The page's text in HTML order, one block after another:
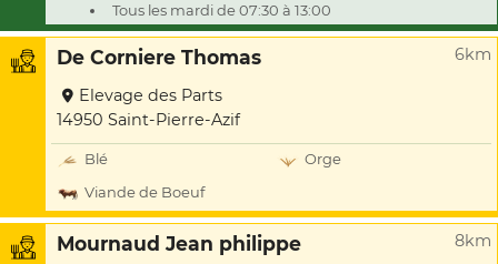
Tous les mardi de 07:30 à 13:00
De Corniere Thomas 6km
Elevage des Parts
14950 Saint-Pierre-Azif
Blé
Orge
Viande de Boeuf
Mournaud Jean philippe 8km